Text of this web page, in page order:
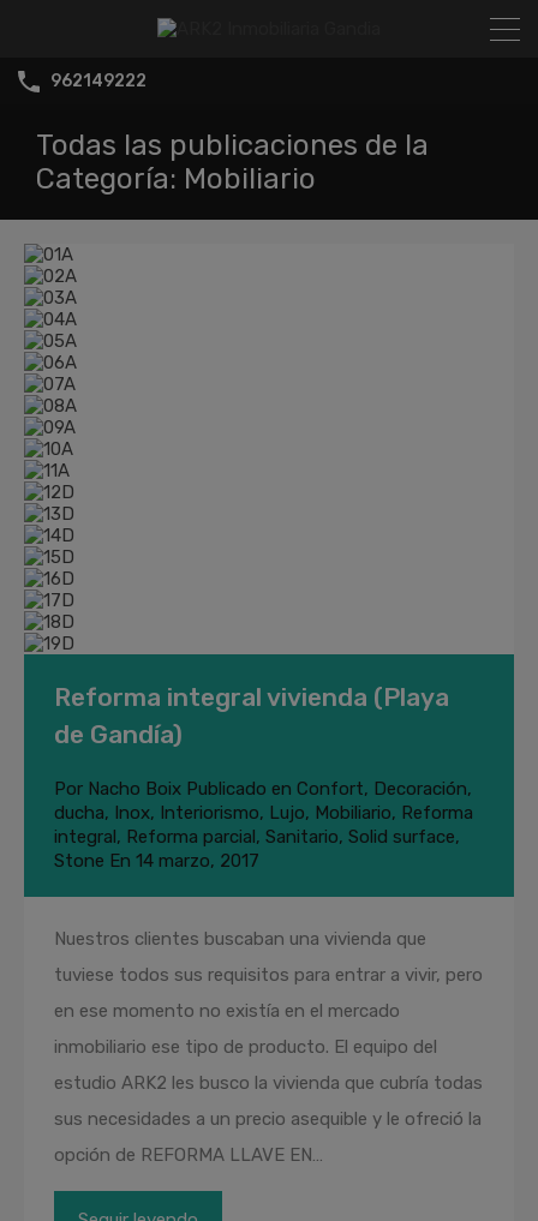
962149222
Todas las publicaciones de la
Categoría: Mobiliario
Reforma integral vivienda (Playa
de Gandía)
Por Nacho Boix Publicado en Confort, Decoración,
ducha, Inox, Interiorismo, Lujo, Mobiliario, Reforma
integral, Reforma parcial, Sanitario, Solid surface,
Stone En 14 marzo, 2017
Nuestros clientes buscaban una vivienda que
tuviese todos sus requisitos para entrar a vivir, pero
en ese momento no existía en el mercado
inmobiliario ese tipo de producto. El equipo del
estudio ARK2 les busco la vivienda que cubría todas
sus necesidades a un precio asequible y le ofreció la
opción de REFORMA LLAVE EN…